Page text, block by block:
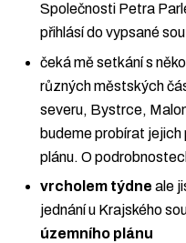
Společnosti Petra
přihlásí do vypsané
čeká mě setkání s
různých městských
severu, Bystrce,
budeme probírat
plánu. O
vrcholem týdne ale
jednání u Krajského
územního plánu